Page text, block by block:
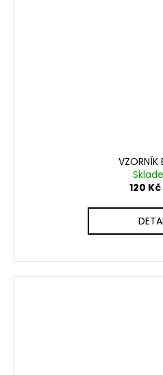
VZORNÍK
120 Kč